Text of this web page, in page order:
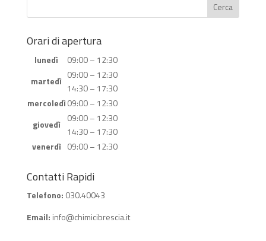
Orari di apertura
lunedì
09:00 – 12:30
martedì
09:00 – 12:30
14:30 – 17:30
mercoledì09:00 – 12:30
giovedì
09:00 – 12:30
14:30 – 17:30
venerdì 09:00 – 12:30
Contatti Rapidi
Telefono: 030.40043
Email: info@chimicibrescia.it